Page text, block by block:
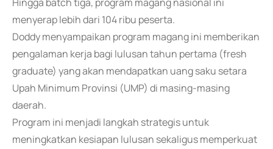
menyerap lebih dari 104 ribu peserta.
Doddy menyampaikan program magang ini memberikan
pengalaman kerja bagi lulusan tahun pertama (fresh
graduate) yang akan mendapatkan uang saku setara
Upah Minimum Provinsi (UMP) di masing-masing
daerah.
Program ini menjadi langkah strategis untuk
meningkatkan kesiapan lulusan sekaligus memperkuat